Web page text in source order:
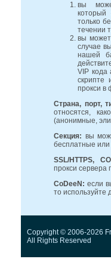
вы
который
только
течении
вы
случае
нашей
VIP кода
скрипте
прокси в
Страна, порт,
относятся,
(анонимные,
Секция: вы
бесплатные
SSL/HTTPS,
прокси
CoDeeN: если
то используйте
Copyright © 2006-2026
All Rights Reserved